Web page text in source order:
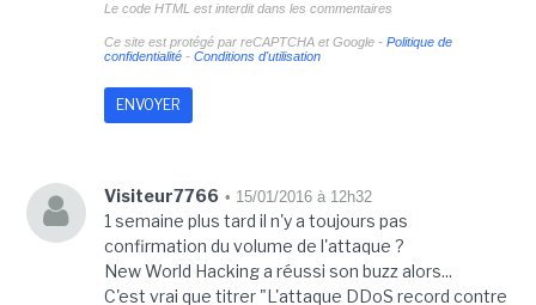
Le code HTML est interdit dans les commentaires
Ce site est protégé par reCAPTCHA et Google - Politique de
confidentialité- Conditions d'utilisation
Visiteur7766 • 15/01/2016 à 12h32
1 semaine plus tard il n'y a toujours pas
confirmation du volume de l'attaque ?
New World Hacking a réussi son buzz alors...
C'est vrai que titrer "L'attaque DDoS record contre